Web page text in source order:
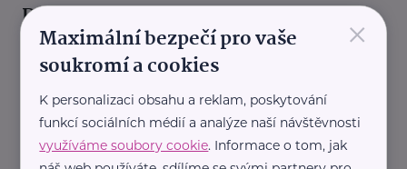
Další články ×
Maximální bezpečí pro vaše
soukromí a cookies
K personalizaci obsahu a reklam, poskytování
funkcí sociálních médií a analýze naší návštěvnosti
využíváme soubory cookie. Informace o tom, jak